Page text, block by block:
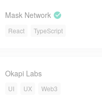
Mask Network
React TypeScript
Okapi Labs
UI UX Web3